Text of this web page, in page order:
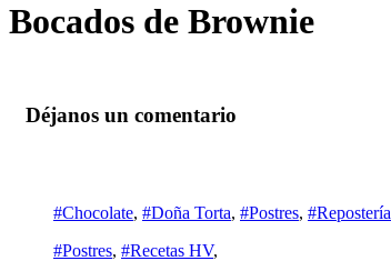
Bocados de Brownie
Déjanos un comentario
#Chocolate, #Doña Torta, #Postres, #Repostería
#Postres, #Recetas HV,